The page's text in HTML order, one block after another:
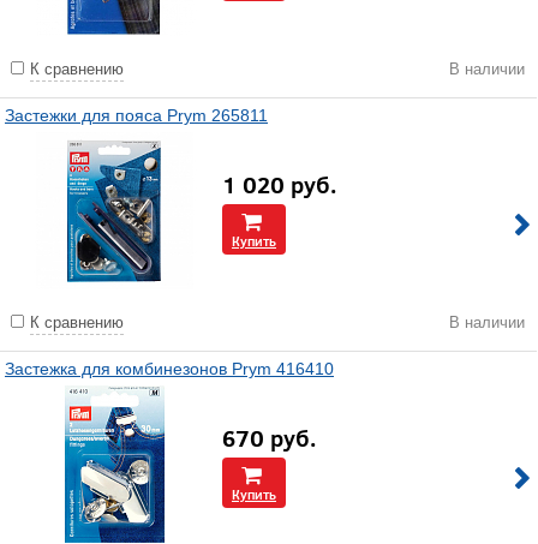
К сравнению В наличии
Застежки для пояса Prym 265811
1 020 руб.
Купить
К сравнению В наличии
Застежка для комбинезонов Prym 416410
670 руб.
Купить